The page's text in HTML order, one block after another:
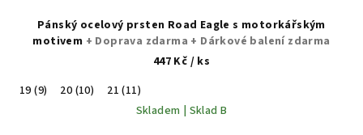
Pánský ocelový prsten Road Eagle s motorkářským
motivem + Doprava zdarma + Dárkové balení zdarma
447 Kč / ks
19 (9)
20 (10)
21 (11)
Skladem | Sklad B